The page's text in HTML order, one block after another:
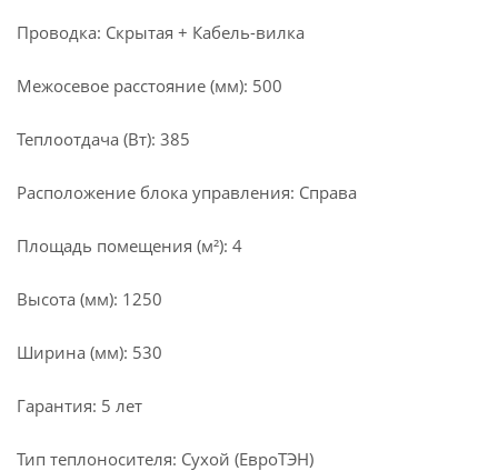
Проводка: Скрытая + Кабель-вилка
Межосевое расстояние (мм): 500
Теплоотдача (Вт): 385
Расположение блока управления: Справа
Площадь помещения (м²): 4
Высота (мм): 1250
Ширина (мм): 530
Гарантия: 5 лет
Тип теплоносителя: Сухой (ЕвроТЭН)